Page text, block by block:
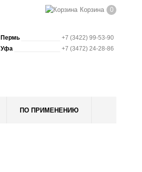
Корзина 0
Пермь
+7 (3422) 99-53-90
Уфа
+7 (3472) 24-28-86
ПО ПРИМЕНЕНИЮ